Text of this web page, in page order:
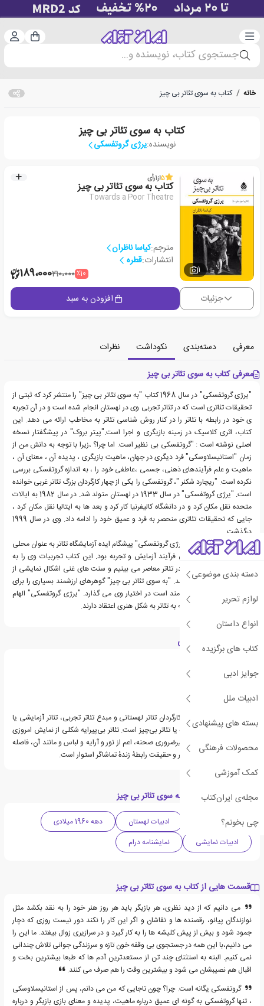
دسته‌بندی سبد
جستجوی کتاب، نویسنده و...
دسته بندی موضوعی
لوازم تحریر
انواع داستان
کتاب های برگزیده
جوایز ادبی
ادبیات ملل
بسته های پیشنهادی
محصولات فرهنگی
کمک آموزشی
مجله‌ی ایران‌کتاب
چی بخونم؟
خانه / کتاب به سوی تئاتر بی چیز
کتاب به سوی تئاتر بی چیز
نویسنده:یرژی گروتفسکی
1
5از1رأی
کتاب به سوی تئاتر بی چیز
Towards a Poor Theatre
مترجم:کیاسا ناظران
انتشارات:قطره
٪10210،000189،000
جزئیات افزودن به سبد
معرفی دسته‌بندی نکوداشت
نظرات
معرفی کتاب به سوی تئاتر بی چیز
"یرژی گروتفسکی" در سال 1968 کتاب "به سوی تئاتر بی چیز" را منتشر کرد که ثبتی از
تحقیقات تئاتری است که در تئاتر تجربی وی در لهستان انجام شده است و در آن تجربه
ی خود در رابطه با تئاتر را در کنار روش شناسی تئاتر به مخاطب ارائه می دهد. این
کتاب، اثری کلاسیک در زمینه بازیگری و اجرا است."پیتر بروک" در پیشگفتار نسخه
اصلی نوشته است : "گروتفسکی بی نظیر است. اما چرا؟ ،زیرا با توجه به دانش من از
زمان "استانیسلاوسکی" فرد دیگری در جهان، ماهیت بازیگری ، پدیده آن ، معنای آن ،
ماهیت و علم فرآیندهای ذهنی، جسمی ،عاطفی خود را ، به اندازه گروتفسکی بررسی
نکرده است. "ریچارد شکنر "، گروتفسکی را یکی از چهار کارگردان بزرگ تئاتر غربی خوانده
است. "یرژی گروتفسکی" در سال 1933 در لهستان متولد شد. در سال 1982 به ایالات
متحده نقل مکان کرد و در دانشگاه کالیفرنیا کار کرد و بعد ها به ایتالیا نقل مکان کرد ،
جایی که تحقیقات تئاتری منحصر به فرد و عمیق خود را ادامه داد. وی در سال 1999
درگذشت .
در دهه 1950 لهستان ، "یرژی گروتفسکی" پیشگام ایده آزمایشگاه تئاتر به عنوان محلی
برای نمایش تئاتر از طریق فرآیند آزمایش و تجربه بود. این کتاب تجربیات وی را به
عنوان اساسی از آنچه ما در تئاتر معاصر می بینیم و سنت های غنی اشکال نمایشی از
سراسر جهان نشان می دهد. "به سوی تئاتر بی چیز" گوهرهای ارزشمند بسیاری را برای
هرکسی که به تئاتر علاقه مند است در اختیار وی می گذارد. "یرژی گروتفسکی" الهام
بخش تمام افرادی است که به تئاتر به شکل هنری اعتقاد دارند.
درباره یرژی گروتفسکی
یرژی مارین گروتوفسکی کارگردان تئاتر لهستانی و مبدع تئاتر تجربی، تئاتر آزمایشی یا
لابراتواری و تئاتر بی‌پیرایه یا تئاتر بی‌چیز است. تئاتر بی‌پیرایه شکلی از نمایش امروزی
است که از تمامی عناصر غیرضروری صحنه، اعم از نور و آرایه و لباس و مانند آن، فاصله
می‌گیرد و صرفاً بر کار بازیگر و حقیقت رابطهٔ زندهٔ تماشاگر استوار است.
دسته بندی های کتاب به سوی تئاتر بی چیز
ادبیات کلاسیک ادبیات لهستان
دهه 1960 میلادی
ادبیات نمایشی
نمایشنامه درام
قسمت هایی از کتاب به سوی تئاتر بی چیز
می دانیم که از دید نظری، هر بازیگر باید هر روز هنر خود را به نقد بکشد مثل
نوازندگان پیانو، رقصنده ها و نقاشان و اگر این کار را نکند دور نیست روزی که دچار
جمود شود و بیش از پیش کلیشه ها را به کار گیرد و در سرازیری زوال بیفتد. ما این را
می دانیم،با این همه در جستجوی بی وقفه خون تازه و سرزندگی جوانی تلاش چندانی
نمی کنیم. البته به استثنای چند تن از مستعدترین آدم ها که طبعا بیشترین بخت و
اقبال هم نصیبشان می شود و بیشترین وقت را هم صرف می کنند.
گروتفسکی یگانه است. چرا؟ چون تاجایی که من می دانم، پس از استانیسلاوسکی
، تنها گروتفسکی به گونه ای عمیق درباره ماهیت، پدیده و معنای بازی بازیگر و درباره